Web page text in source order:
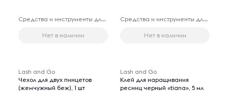
Средства и инструменты для наращивания ресниц
Нет в наличии
Средства и инструменты для наращивания ресниц
Нет в наличии
Lash and Go
Чехол для двух пинцетов
(жемчужный беж), 1 шт
Lash and Go
Клей для наращивания
ресниц черный «tiana», 5 мл